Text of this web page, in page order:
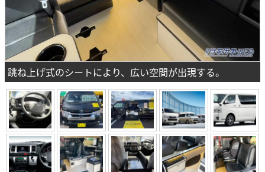
跳ね上げ式のシートにより、広い空間が出現する。